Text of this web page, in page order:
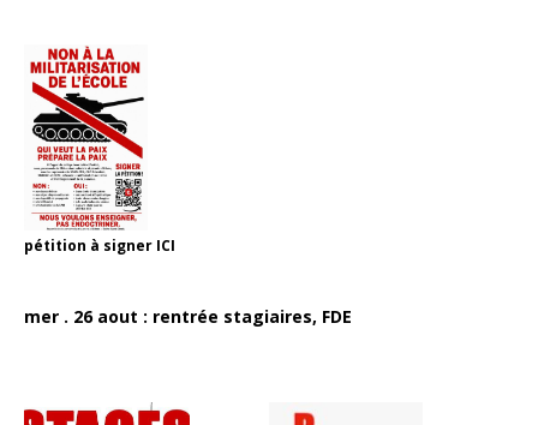
pétition à signer ICI
mer . 26 aout : rentrée stagiaires, FDE